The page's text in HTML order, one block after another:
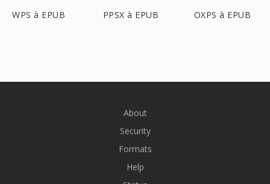
WPS à EPUB PPSX à EPUB OXPS à EPUB
About
Security
Formats
Help